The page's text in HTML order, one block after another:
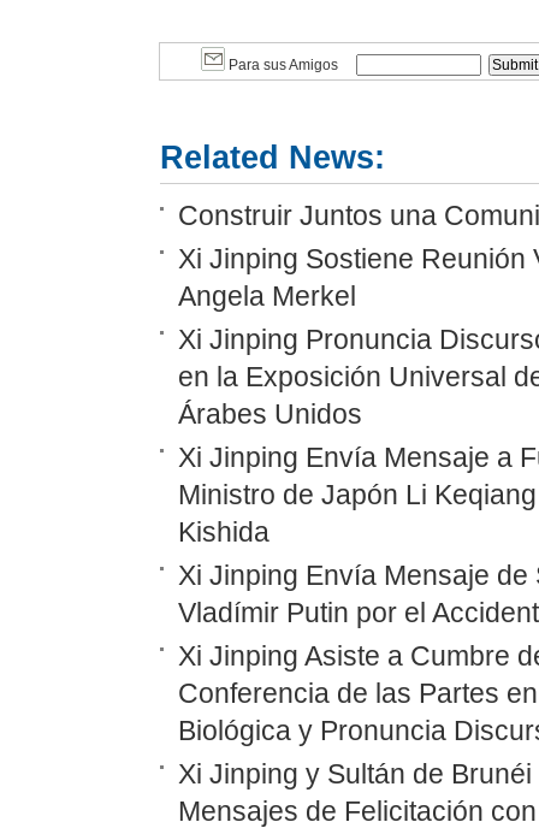
Para sus Amigos
Related News:
Construir Juntos una
Xi Jinping Sostiene Reunión
Angela Merkel
Xi Jinping Pronuncia
en la Exposición Universal
Árabes Unidos
Xi Jinping Envía Mensaje a
Ministro de Japón Li
Kishida
Xi Jinping Envía Mensaje
Vladímir Putin por el
Xi Jinping Asiste a Cumbre
Conferencia de las Partes
Biológica y Pronuncia
Xi Jinping y Sultán de
Mensajes de Felicitación